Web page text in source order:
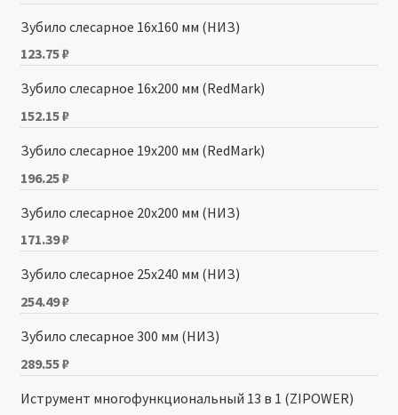
Зубило слесарное 16х160 мм (НИЗ)
123.75₽
Зубило слесарное 16х200 мм (RedMark)
152.15₽
Зубило слесарное 19х200 мм (RedMark)
196.25₽
Зубило слесарное 20х200 мм (НИЗ)
171.39₽
Зубило слесарное 25х240 мм (НИЗ)
254.49₽
Зубило слесарное 300 мм (НИЗ)
289.55₽
Иструмент многофункциональный 13 в 1 (ZIPOWER)